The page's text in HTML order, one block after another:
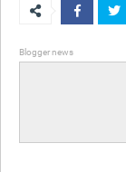
Blogger news